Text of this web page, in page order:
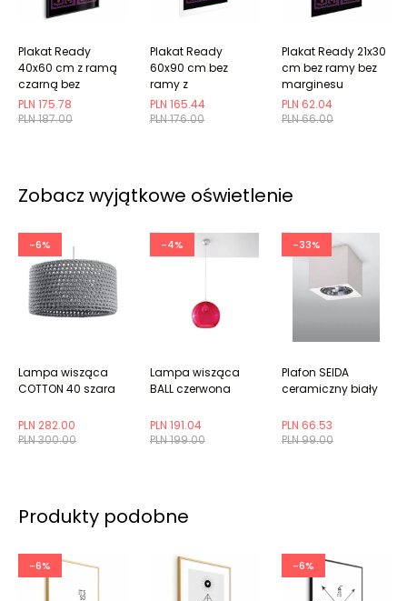
PLN 187.00
PLN 175.78
Plakat Ready
40x60 cm z ramą
czarną bez
marginesu
PLN 176.00
PLN 165.44
Plakat Ready
60x90 cm bez
ramy z
marginesem
PLN 66.00
PLN 62.04
Plakat Ready 21x30
cm bez ramy bez
marginesu
Zobacz wyjątkowe oświetlenie
-6%
PLN 300.00
PLN 282.00
Lampa wisząca
COTTON 40 szara
-4%
PLN 199.00
PLN 191.04
Lampa wisząca
BALL czerwona
-33%
PLN 99.00
PLN 66.53
Plafon SEIDA
ceramiczny biały
Produkty podobne
-6% -6%